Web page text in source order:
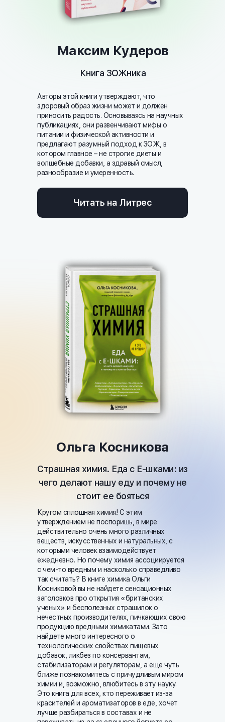
Авторы этой книги утверждают, что
здоровый образ жизни может и должен
приносить радость. Основываясь на научных
публикациях, они развенчивают мифы о
питании и физической активности и
предлагают разумный подход к ЗОЖ, в
котором главное – не строгие диеты и
волшебные добавки, а здравый смысл,
разнообразие и умеренность.
Максим Кудеров
Книга ЗОЖника
Читать на Литрес
Кругом сплошная химия! С этим
утверждением не поспоришь, в мире
действительно очень много различных
веществ, искусственных и натуральных, с
которыми человек взаимодействует
ежедневно. Но почему химия ассоциируется
с чем-то вредным и насколько справедливо
так считать? В книге химика Ольги
Косниковой вы не найдете сенсационных
заголовков про открытия «британских
ученых» и бесполезных страшилок о
нечестных производителях, пичкающих свою
продукцию вредными химикатами. Зато
найдете много интересного о
технологических свойствах пищевых
добавок, ликбез по консервантам,
стабилизаторам и регуляторам, а еще чуть
ближе познакомитесь с причудливым миром
химии и, возможно, влюбитесь в эту науку.
Это книга для всех, кто переживает из-за
красителей и ароматизаторов в еде, хочет
лучше разбираться в составах и не
Ольга Косникова
Страшная химия. Еда с Е-шками: из
чего делают нашу еду и почему не
стоит ее бояться